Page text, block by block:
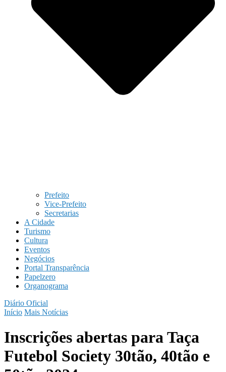
Prefeito
Vice-Prefeito
Secretarias
A Cidade
Turismo
Cultura
Eventos
Negócios
Portal Transparência
Papelzero
Organograma
Diário Oficial
Início Mais Notícias
Inscrições abertas para Taça
Futebol Society 30tão, 40tão e